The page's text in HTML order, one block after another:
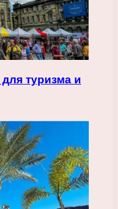
туризма и